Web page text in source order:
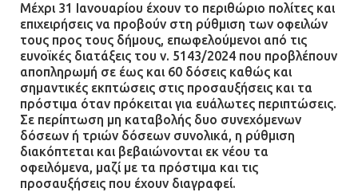
Μέχρι 31 Ιανουαρίου έχουν το περιθώριο πολίτες και
επιχειρήσεις να προβούν στη ρύθμιση των οφειλών
τους προς τους δήμους, επωφελούμενοι από τις
ευνοϊκές διατάξεις του ν. 5143/2024 που προβλέπουν
αποπληρωμή σε έως και 60 δόσεις καθώς και
σημαντικές εκπτώσεις στις προσαυξήσεις και τα
πρόστιμα όταν πρόκειται για ευάλωτες περιπτώσεις.
Σε περίπτωση μη καταβολής δυο συνεχόμενων
δόσεων ή τριών δόσεων συνολικά, η ρύθμιση
διακόπτεται και βεβαιώνονται εκ νέου τα
οφειλόμενα, μαζί με τα πρόστιμα και τις
προσαυξήσεις που έχουν διαγραφεί.